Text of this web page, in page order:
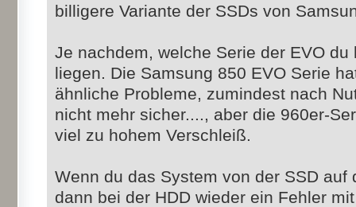
billigere Variante der SSDs von
Je nachdem, welche Serie der EVO
liegen. Die Samsung 850 EVO Serie
ähnliche Probleme, zumindest nach
nicht mehr sicher...., aber die 960er-
viel zu hohem Verschleiß.
Wenn du das System von der SSD auf
dann bei der HDD wieder ein Fehler